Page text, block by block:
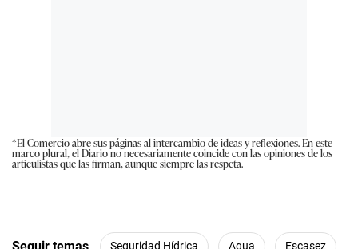
*El Comercio abre sus páginas al intercambio de ideas y reflexiones. En este
marco plural, el Diario no necesariamente coincide con las opiniones de los
articulistas que las firman, aunque siempre las respeta.
Seguridad Hídrica Agua Escasez